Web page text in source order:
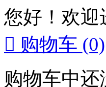
您好！欢
 购物车 (0)
购物车中